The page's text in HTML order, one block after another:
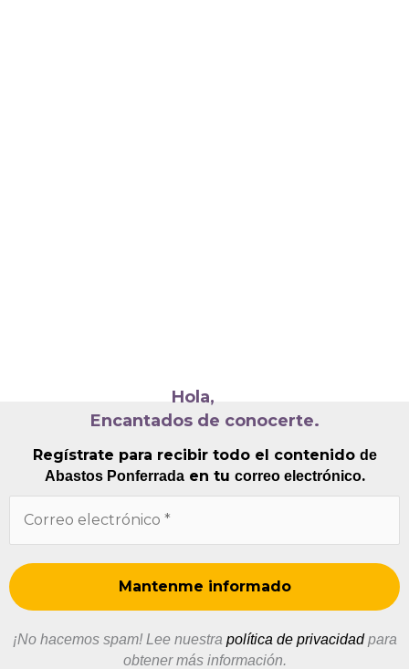
Hola,
Encantados de conocerte.
Regístrate para recibir todo el contenido de
Abastos Ponferradaen tu correo electrónico.
¡No hacemos spam! Lee nuestra política de privacidadpara
obtener más información.